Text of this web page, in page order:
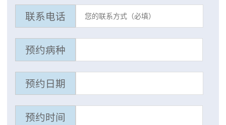
联系电话
预约病种
预约日期
预约时间